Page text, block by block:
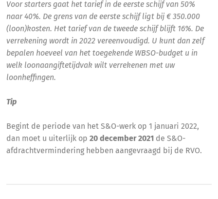
Voor starters gaat het tarief in de eerste schijf van 50%
naar 40%. De grens van de eerste schijf ligt bij € 350.000
(loon)kosten. Het tarief van de tweede schijf blijft 16%. De
verrekening wordt in 2022 vereenvoudigd. U kunt dan zelf
bepalen hoeveel van het toegekende WBSO-budget u in
welk loonaangiftetijdvak wilt verrekenen met uw
loonheffingen.
Tip
Begint de periode van het S&O-werk op 1 januari 2022,
dan moet u uiterlijk op20 december 2021 de S&O-
afdrachtvermindering hebben aangevraagd bij de RVO.